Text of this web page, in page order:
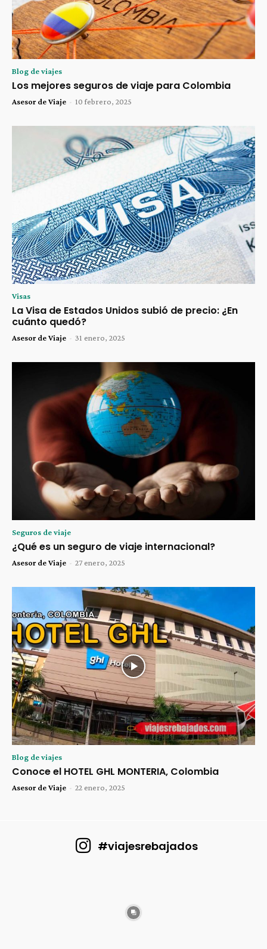
Blog de viajes
Los mejores seguros de viaje para Colombia
Asesor de Viaje - 10 febrero, 2025
Visas
La Visa de Estados Unidos subió de precio: ¿En
cuánto quedó?
Asesor de Viaje - 31 enero, 2025
Seguros de viaje
¿Qué es un seguro de viaje internacional?
Asesor de Viaje - 27 enero, 2025
Blog de viajes
Conoce el HOTEL GHL MONTERIA, Colombia
Asesor de Viaje - 22 enero, 2025
#viajesrebajados